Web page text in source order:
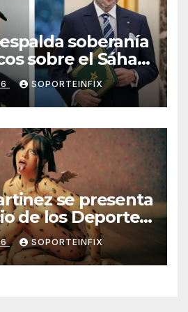
soberanía
sobre el Sáhara
SOPORTEINFIX
se presenta
de los Deportes
The Sacrifice
SOPORTEINFIX